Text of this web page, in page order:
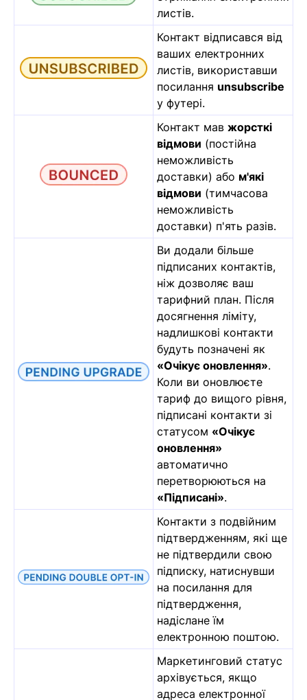
листів.
Контакт відписався від
ваших електронних
листів, використавши
посилання unsubscribe
у футері.
Контакт мав жорсткі
відмови (постійна
неможливість
доставки) або м'які
відмови (тимчасова
неможливість
доставки) п'ять разів.
Ви додали більше
підписаних контактів,
ніж дозволяє ваш
тарифний план. Після
досягнення ліміту,
надлишкові контакти
будуть позначені як
«Очікує оновлення».
Коли ви оновлюєте
тариф до вищого рівня,
підписані контакти зі
статусом «Очікує
оновлення»
автоматично
перетворюються на
«Підписані».
Контакти з подвійним
підтвердженням, які ще
не підтвердили свою
підписку, натиснувши
на посилання для
підтвердження,
надіслане їм
електронною поштою.
Маркетинговий статус
архівується, якщо
адреса електронної